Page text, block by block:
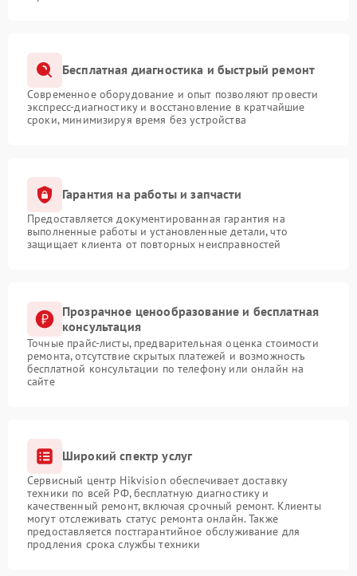
Бесплатная диагностика и быстрый ремонт
Современное оборудование и опыт позволяют провести
экспресс-диагностику и восстановление в кратчайшие
сроки, минимизируя время без устройства
Гарантия на работы и запчасти
Предоставляется документированная гарантия на
выполненные работы и установленные детали, что
защищает клиента от повторных неисправностей
Прозрачное ценообразование и бесплатная
консультация
Точные прайс-листы, предварительная оценка стоимости
ремонта, отсутствие скрытых платежей и возможность
бесплатной консультации по телефону или онлайн на
сайте
Широкий спектр услуг
Сервисный центр Hikvision обеспечивает доставку
техники по всей РФ, бесплатную диагностику и
качественный ремонт, включая срочный ремонт. Клиенты
могут отслеживать статус ремонта онлайн. Также
предоставляется постгарантийное обслуживание для
продления срока службы техники